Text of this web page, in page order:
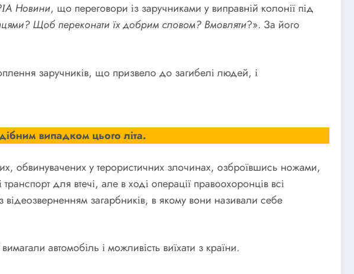
Новини, що переговори із заручниками у виправній колонії під
Щоб переконати їх добрим словом? Вмовляти?». За його
заручників, що призвело до загибелі людей, і
випадком цього літа.
обвинувачених у терористичних злочинах, озброївшись ножами,
для втечі, але в ході операції правоохоронців всі
загарбників, в якому вони називали себе
автомобіль і можливість виїхати з країни.